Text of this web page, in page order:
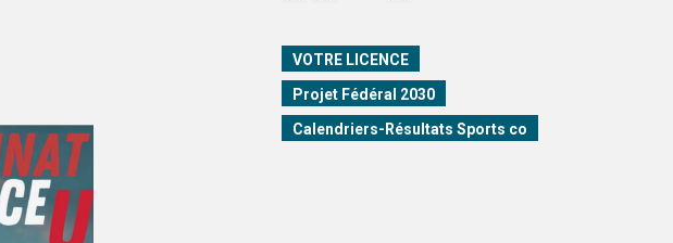
VOTRE LICENCE
Projet Fédéral 2030
Calendriers-Résultats Sports co